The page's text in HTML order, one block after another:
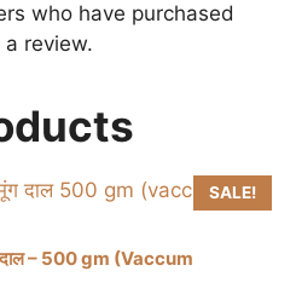
who have purchased
review.
SALE!
– 500 gm (Vaccum